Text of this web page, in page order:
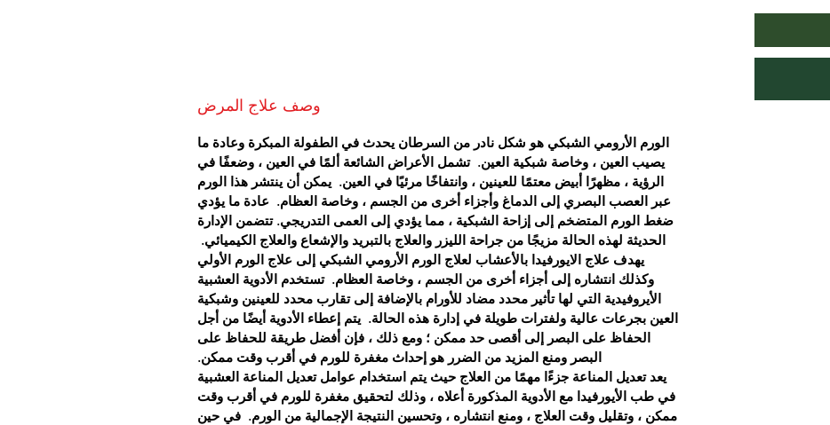
وصف علاج المرض
الورم الأرومي الشبكي هو شكل نادر من السرطان يحدث في الطفولة المبكرة وعادة ما
يصيب العين ، وخاصة شبكية العين. تشمل الأعراض الشائعة ألمًا في العين ، وضعفًا في
الرؤية ، مظهرًا أبيض معتمًا للعينين ، وانتفاخًا مرئيًا في العين. يمكن أن ينتشر هذا الورم
عبر العصب البصري إلى الدماغ وأجزاء أخرى من الجسم ، وخاصة العظام. عادة ما يؤدي
ضغط الورم المتضخم إلى إزاحة الشبكية ، مما يؤدي إلى العمى التدريجي. تتضمن الإدارة
الحديثة لهذه الحالة مزيجًا من جراحة الليزر والعلاج بالتبريد والإشعاع والعلاج الكيميائي.
يهدف علاج الايورفيدا بالأعشاب لعلاج الورم الأرومي الشبكي إلى علاج الورم الأولي
وكذلك انتشاره إلى أجزاء أخرى من الجسم ، وخاصة العظام. تستخدم الأدوية العشبية
الأيروفيدية التي لها تأثير محدد مضاد للأورام بالإضافة إلى تقارب محدد للعينين وشبكية
العين بجرعات عالية ولفترات طويلة في إدارة هذه الحالة. يتم إعطاء الأدوية أيضًا من أجل
الحفاظ على البصر إلى أقصى حد ممكن ؛ ومع ذلك ، فإن أفضل طريقة للحفاظ على
البصر ومنع المزيد من الضرر هو إحداث مغفرة للورم في أقرب وقت ممكن.
يعد تعديل المناعة جزءًا مهمًا من العلاج حيث يتم استخدام عوامل تعديل المناعة العشبية
في طب الأيورفيدا مع الأدوية المذكورة أعلاه ، وذلك لتحقيق مغفرة للورم في أقرب وقت
ممكن ، وتقليل وقت العلاج ، ومنع انتشاره ، وتحسين النتيجة الإجمالية من الورم. في حين